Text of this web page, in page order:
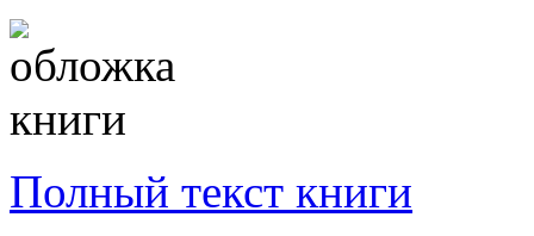
Полный текст книги